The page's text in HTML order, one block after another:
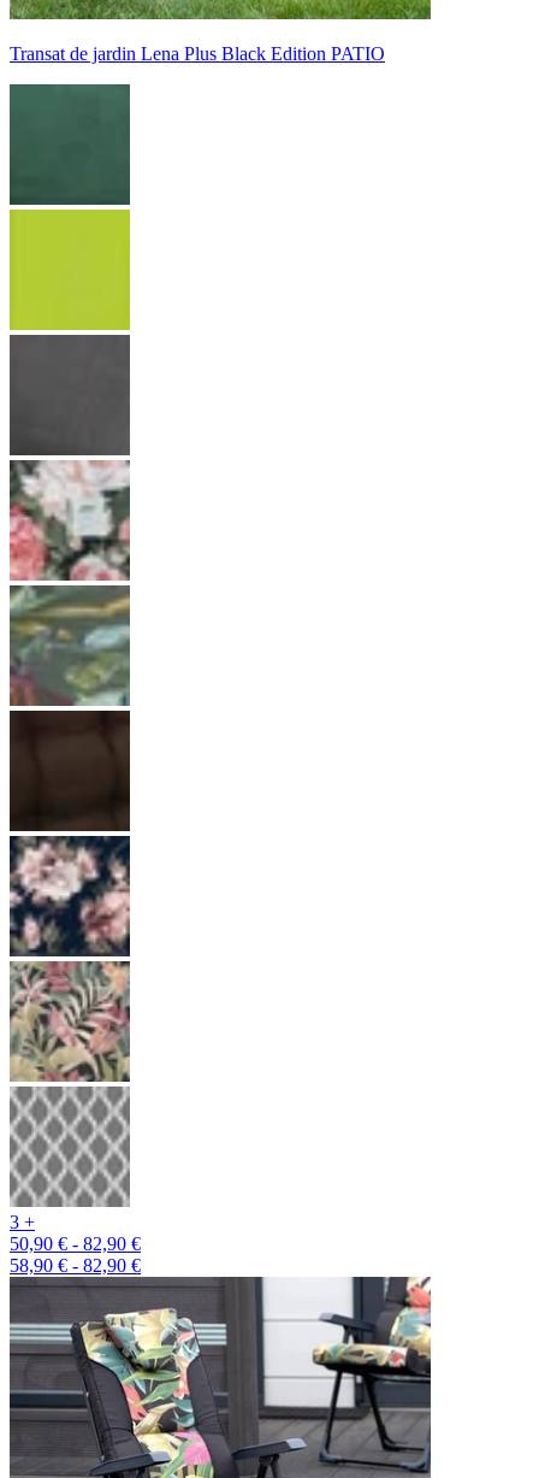
Transat de jardin Lena Plus Black Edition PATIO
3 +
50,90 € - 82,90 €
58,90 € - 82,90 €